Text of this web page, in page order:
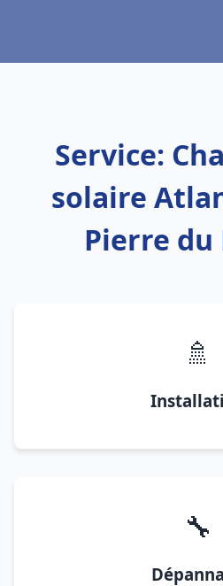
Service:
solaire
Pierre du
🚿
🔧